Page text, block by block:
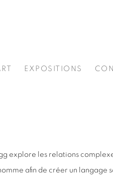
EXPOSITIONS
explore les relations
afin de créer un langage